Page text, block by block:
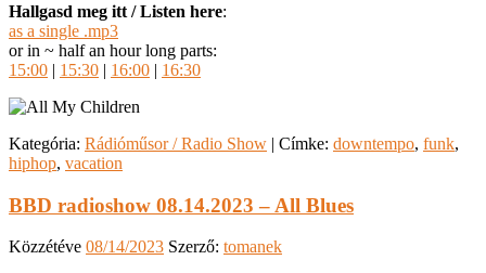
Hallgasd meg itt / Listen here:
as a single .mp3
or in ~ half an hour long parts:
15:00 | 15:30 | 16:00 | 16:30
Kategória: Rádióműsor / Radio Show | Címke: downtempo, funk,
hiphop, vacation
BBD radioshow 08.14.2023 – All Blues
Közzétéve 08/14/2023 Szerző: tomanek